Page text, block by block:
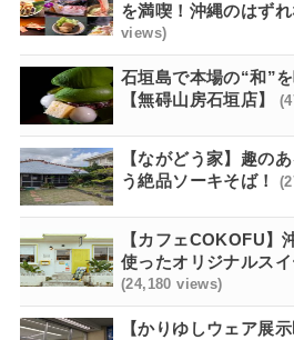
を満喫！沖縄のはずれ
views)
石垣島で本場の“和”
【無碍山房石垣店】
【ながどう家】趣の
う絶品ソーキそば！
【カフェCOKOFU】
使ったオリジナルスイ
(24,180 views)
【かりゆしウェア展